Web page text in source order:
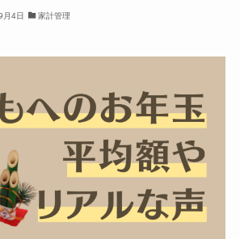
月4日 家計管理